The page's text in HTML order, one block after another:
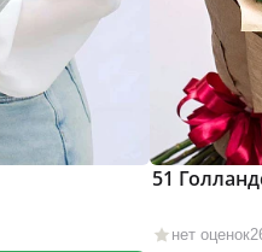
нет оценок
51